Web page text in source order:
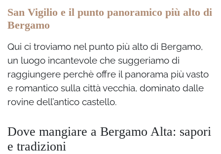
San Vigilio e il punto panoramico più alto di
Bergamo
Qui ci troviamo nel punto più alto di Bergamo,
un luogo incantevole che suggeriamo di
raggiungere perchè offre il panorama più vasto
e romantico sulla città vecchia, dominato dalle
rovine dell’antico castello.
Dove mangiare a Bergamo Alta: sapori
e tradizioni